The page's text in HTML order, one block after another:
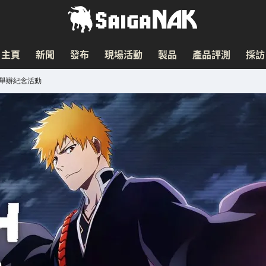
主頁 新聞 發布 現場活動 製品 產品評測 採訪
辦紀念活動